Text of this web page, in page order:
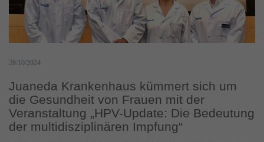
28/10/2024
Juaneda Krankenhaus kümmert sich um
die Gesundheit von Frauen mit der
Veranstaltung „HPV-Update: Die Bedeutung
der multidisziplinären Impfung“